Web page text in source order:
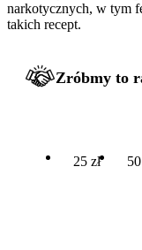
narkotycznych, w tym
takich recept.
Zróbmy to
25 zł